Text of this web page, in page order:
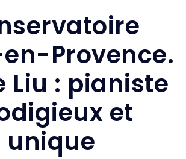
Provence.
Liu : pianiste
et
unique